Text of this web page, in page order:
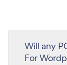
Will any
For